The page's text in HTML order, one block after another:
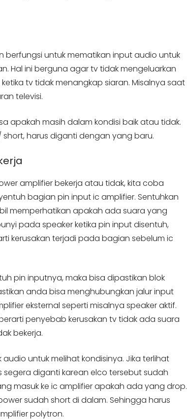
berfungsi untuk mematikan input audio untuk
Hal ini berguna agar tv tidak mengeluarkan
tv tidak menangkap siaran. Misalnya saat
televisi.
apakah masih dalam kondisi baik atau tidak.
short, harus diganti dengan yang baru.
amplifier bekerja atau tidak, kita coba
bagian pin input ic amplifier. Sentuhkan
memperhatikan apakah ada suara yang
pada speaker ketika pin input disentuh,
kerusakan terjadi pada bagian sebelum ic
pin inputnya, maka bisa dipastikan blok
anda bisa menghubungkan jalur input
eksternal seperti misalnya speaker aktif.
penyebab kerusakan tv tidak ada suara
bekerja.
untuk melihat kondisinya. Jika terlihat
diganti karean elco tersebut sudah
masuk ke ic amplifier apakah ada yang drop.
sudah short di dalam. Sehingga harus
polytron.